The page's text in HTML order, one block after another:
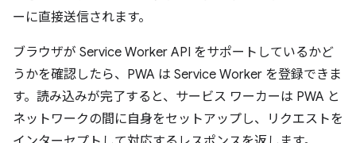
ーに直接送信されます。
ブラウザが Service Worker API をサポートしているかど
うかを確認したら、PWA は Service Worker を登録できま
す。読み込みが完了すると、サービス ワーカーは PWA と
ネットワークの間に自身をセットアップし、リクエストを